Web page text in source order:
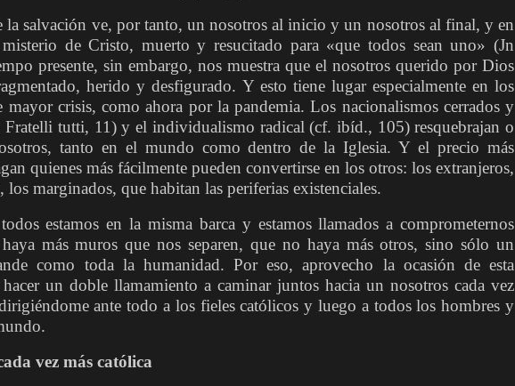
la salvación ve, por tanto, un nosotros al inicio y un nosotros al final, y en
de Cristo, muerto y resucitado para «que todos sean uno» (Jn
presente, sin embargo, nos muestra que el nosotros querido por Dios
herido y desfigurado. Y esto tiene lugar especialmente en los
mayor crisis, como ahora por la pandemia. Los nacionalismos cerrados y
Fratelli tutti, 11) y el individualismo radical (cf. ibíd., 105) resquebrajan o
tanto en el mundo como dentro de la Iglesia. Y el precio más
quienes más fácilmente pueden convertirse en los otros: los extranjeros,
los marginados, que habitan las periferias existenciales.
estamos en la misma barca y estamos llamados a comprometernos
más muros que nos separen, que no haya más otros, sino sólo un
como toda la humanidad. Por eso, aprovecho la ocasión de esta
hacer un doble llamamiento a caminar juntos hacia un nosotros cada vez
ante todo a los fieles católicos y luego a todos los hombres y
vez más católica